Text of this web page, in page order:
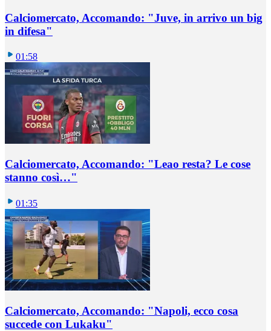
Calciomercato, Accomando: "Juve, in arrivo un big
in difesa"
01:58
Calciomercato, Accomando: "Leao resta? Le cose
stanno così…"
01:35
Calciomercato, Accomando: "Napoli, ecco cosa
succede con Lukaku"